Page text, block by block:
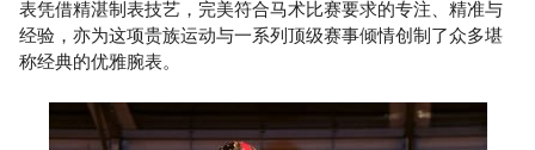
表凭借精湛制表技艺，完美符合马术比赛要求的专注、精准与
经验，亦为这项贵族运动与一系列顶级赛事倾情创制了众多堪
称经典的优雅腕表。